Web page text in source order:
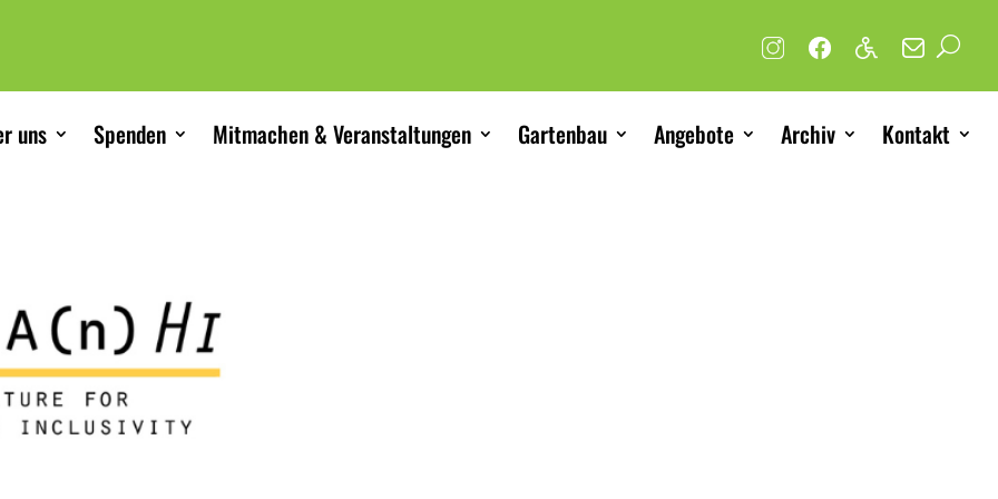
uns Spenden Mitmachen & Veranstaltungen Gartenbau Angebote Archiv Kontakt